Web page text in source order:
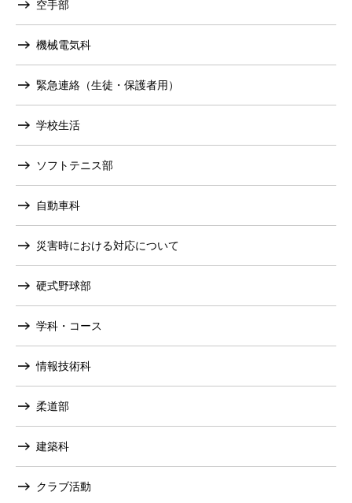
空手部
機械電気科
緊急連絡（生徒・保護者用）
学校生活
ソフトテニス部
自動車科
災害時における対応について
硬式野球部
学科・コース
情報技術科
柔道部
建築科
クラブ活動